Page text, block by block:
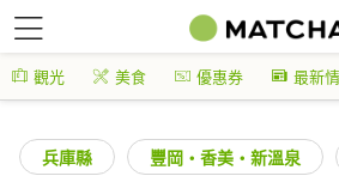
觀光 美食 優惠券 最新
兵庫縣 豐岡・香美・新溫泉